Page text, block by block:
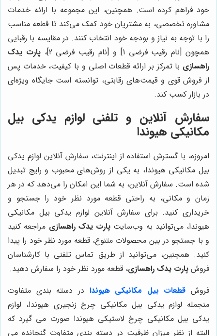
خود فراهم کرده است. همچنین، این مجموعه با ارائه خدمات
مشاوره تخصصی، به مشتریان خود کمک می‌کند تا قطعه مناسب
را با توجه به نیاز و بودجه خود انتخاب کنند. در مقایسه با رقبایی
همچون [نام رقیب فرضی 1] و [نام رقیب فرضی 2]،
پارت یدک
راهسازی با تمرکز بر ارائه قطعات اصلی و با کیفیت، خدمات پس
از فروش قوی و قیمت‌های رقابتی، توانسته است جایگاه ویژه‌ای
در بازار کسب کند.
سفارش آنلاین و تلفنی لوازم یدکی بیل
مکانیکی هیوندا
امروزه، با گسترش استفاده از اینترنت، سفارش آنلاین لوازم یدکی
بیل مکانیکی هیوندا، به یکی از روش‌های محبوب و رایج تبدیل
شده است. سفارش آنلاین، به شما این امکان را می‌دهد که در هر
زمان و مکانی، به راحتی قطعه مورد نظر خود را جستجو و
خریداری کنید. برای سفارش آنلاین لوازم یدکی بیل مکانیکی
هیوندا، می‌توانید به وب‌سایت پارت یدک راهسازی مراجعه کنید
و با جستجو در بین محصولات متنوع، قطعه مورد نظر خود را پیدا
کنید. همچنین، می‌توانید از طریق تماس تلفنی با کارشناسان
فروش پارت یدک راهسازی، قطعه مورد نظر خود را سفارش دهید.
فروش قطعات بیل مکانیکی هیوندا در دسته بندی متفاوت
منجمله لوازم یدکی بیل مکانیکی چرخ زنجیری هیوندا، لوازم
یدکی بیل مکانیکی چرخ لاستیکی هیوندا صورت می گیرد که
البته از نظر میزان ظرفیت در دسته بندی متفاوت گنجانده می